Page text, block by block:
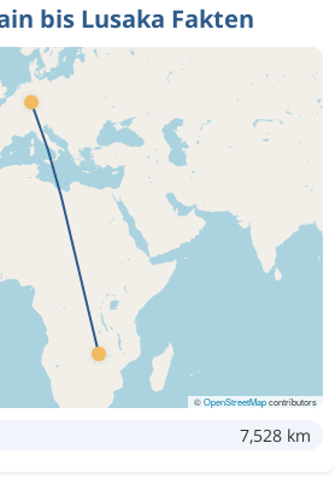
bis Lusaka Fakten
©OpenStreetMapcontributors
7,528 km